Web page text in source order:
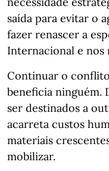
saída para evitar o
fazer renascer a
Internacional e nos
Continuar o
beneficia ninguém.
ser destinados a
acarreta custos
materiais
mobilizar.